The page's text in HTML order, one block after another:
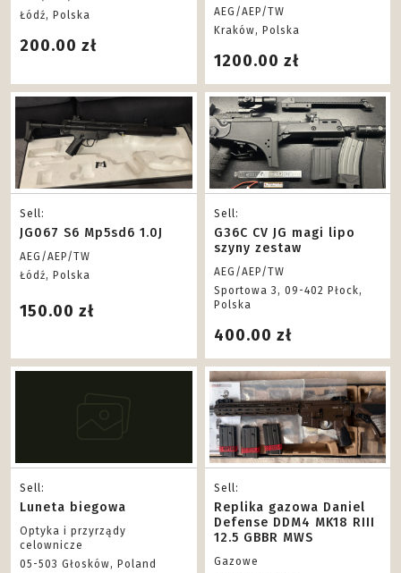
Łódź, Polska
200.00 zł
części lub w całości
AEG/AEP/TW
Kraków, Polska
1200.00 zł
Sell:
JG067 S6 Mp5sd6 1.0J
AEG/AEP/TW
Łódź, Polska
150.00 zł
Sell:
G36C CV JG magi lipo
szyny zestaw
AEG/AEP/TW
Sportowa 3, 09-402 Płock,
Polska
400.00 zł
Sell:
Luneta biegowa
Optyka i przyrządy
celownicze
05-503 Głosków, Poland
Sell:
Replika gazowa Daniel
Defense DDM4 MK18 RIII
12.5 GBBR MWS
Gazowe